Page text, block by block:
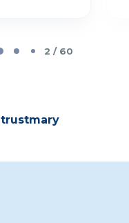
2 / 60
trustmary